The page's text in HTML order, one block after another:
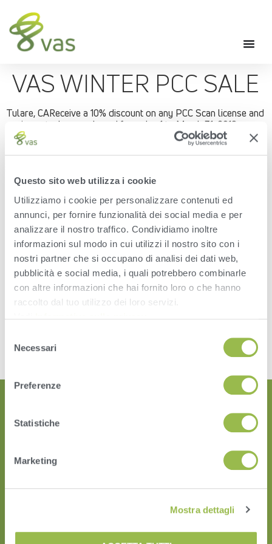
Questo sito web utilizza i cookie
Utilizziamo i cookie per personalizzare contenuti ed
annunci, per fornire funzionalità dei social media e per
analizzare il nostro traffico. Condividiamo inoltre
informazioni sul modo in cui utilizzi il nostro sito con i
nostri partner che si occupano di analisi dei dati web,
pubblicità e social media, i quali potrebbero combinarle
con altre informazioni che hai fornito loro o che hanno
raccolto dal tuo utilizzo dei loro servizi.
delNecessari
Preferenze
Statistiche
Marketing
Mostra dettagli
VAS WINTER PCC SALE
Tulare, CAReceive a 10% discount on any PCC Scan license and
equipment when purchased from Jan 1 to March 31, 2018.
With PCC (Pocket CowCard) Scan and RFID tags, finding
animals on lists and record information is easier, faster and
Finds animals quickly and accurately resulting in shorter
lockup times – reduction of 20 to 40 minutes
Accurately informs user of tasks needed – combined
lists resulting in Fewer lockups needed
All data entry is done cow-side
Ties animal and sample together when genomic
sampling – no human error
Compliance
Accountability
Speed
Ease
You must be
VAS PULSE Platform